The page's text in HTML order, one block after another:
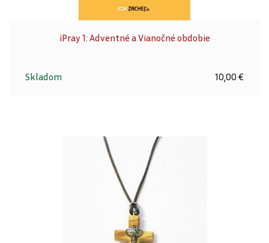
iPray 1: Adventné a Vianočné obdobie
Skladom 10,00 €